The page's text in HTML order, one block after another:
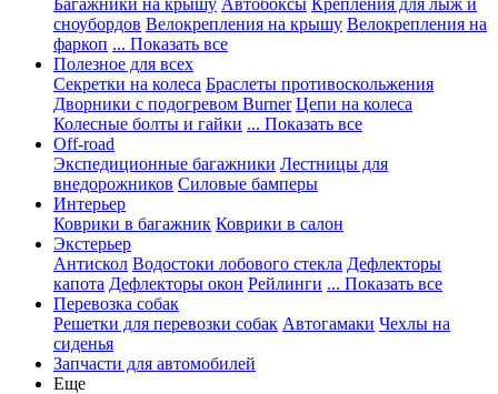
Багажники на крышу Автобоксы Крепления для лыж и
сноубордов Велокрепления на крышу Велокрепления на
фаркоп ... Показать все
Полезное для всех
Секретки на колеса Браслеты противоскольжения
Дворники с подогревом Burner Цепи на колеса
Колесные болты и гайки ... Показать все
Off-road
Экспедиционные багажники Лестницы для
внедорожников Силовые бамперы
Интерьер
Коврики в багажник Коврики в салон
Экстерьер
Антискол Водостоки лобового стекла Дефлекторы
капота Дефлекторы окон Рейлинги ... Показать все
Перевозка собак
Решетки для перевозки собак Автогамаки Чехлы на
сиденья
Запчасти для автомобилей
Еще